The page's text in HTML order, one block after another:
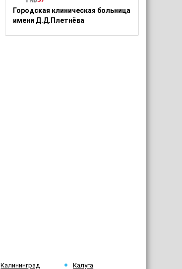
Городская клиническая больница
имени Д.Д.Плетнёва
Калининград Калуга